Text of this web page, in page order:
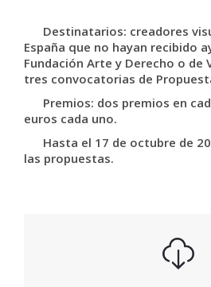
Destinatarios: creadores
España que no hayan recibido
Fundación Arte y Derecho o de
tres convocatorias de
Premios: dos premios en
euros cada uno.
Hasta el 17 de octubre de
las propuestas.